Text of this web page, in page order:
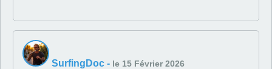
SurfingDoc - le 15 Février 2026